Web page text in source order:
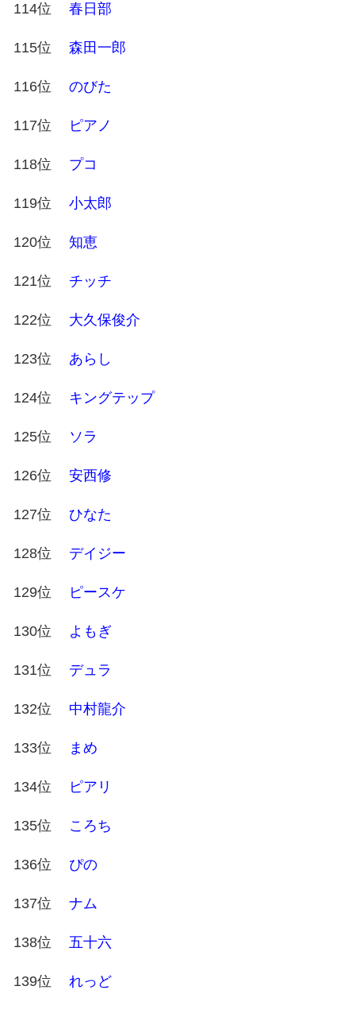
114位 春日部
115位 森田一郎
116位 のびた
117位 ピアノ
118位 プコ
119位 小太郎
120位 知恵
121位 チッチ
122位 大久保俊介
123位 あらし
124位 キングテップ
125位 ソラ
126位 安西修
127位 ひなた
128位 デイジー
129位 ピースケ
130位 よもぎ
131位 デュラ
132位 中村龍介
133位 まめ
134位 ピアリ
135位 ころち
136位 ぴの
137位 ナム
138位 五十六
139位 れっど